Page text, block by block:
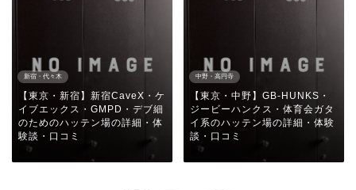
新宿・代々木
【東京・新宿】新宿CaveX・ケ
イブエックス・GMPD・デブ細
のためのハッテン場の詳細・体
験談・口コミ
中野・高円寺
【東京・中野】GB-HUNKS・
ジービーハンクス・体育会ガタ
イ系のハッテン場の詳細・体験
談・口コミ